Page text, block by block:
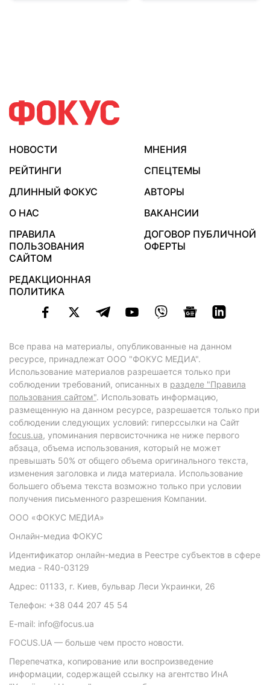
НОВОСТИ
МНЕНИЯ
РЕЙТИНГИ
СПЕЦТЕМЫ
ДЛИННЫЙ ФОКУС
АВТОРЫ
О НАС
ВАКАНСИИ
ПРАВИЛА
ПОЛЬЗОВАНИЯ
САЙТОМ
ДОГОВОР ПУБЛИЧНОЙ
ОФЕРТЫ
РЕДАКЦИОННАЯ
ПОЛИТИКА
Все права на материалы, опубликованные на данном
ресурсе, принадлежат ООО "ФОКУС МЕДИА".
Использование материалов разрешается только при
соблюдении требований, описанных в разделе "Правила
пользования сайтом". Использовать информацию,
размещенную на данном ресурсе, разрешается только при
соблюдении следующих условий: гиперссылки на Сайт
focus.ua, упоминания первоисточника не ниже первого
абзаца, объема использования, который не может
превышать 50% от общего объема оригинального текста,
изменения заголовка и лида материала. Использование
большего объема текста возможно только при условии
получения письменного разрешения Компании.
ООО «ФОКУС МЕДИА»
Онлайн-медиа ФОКУС
Идентификатор онлайн-медиа в Реестре субъектов в сфере
медиа - R40-03129
Адрес: 01133, г. Киев, бульвар Леси Украинки, 26
Телефон: +38 044 207 45 54
E-mail: info@focus.ua
FOCUS.UA — больше чем просто новости.
Перепечатка, копирование или воспроизведение
информации, содержащей ссылку на агентство ИнА